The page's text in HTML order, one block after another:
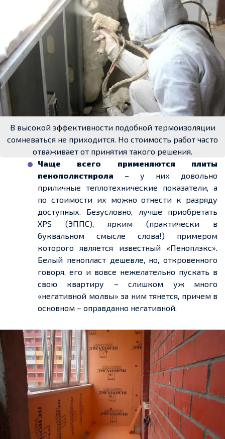
В высокой эффективности подобной термоизоляции
сомневаться не приходится. Но стоимость работ часто
отваживает от принятия такого решения.
Чаще всего применяются плиты
пенополистирола – у них довольно
приличные теплотехнические показатели, а
по стоимости их можно отнести к разряду
доступных. Безусловно, лучше приобретать
XPS (ЭППС), ярким (практически в
буквальном смысле слова!) примером
которого является известный «Пеноплэкс».
Белый пенопласт дешевле, но, откровенного
говоря, его и вовсе нежелательно пускать в
свою квартиру – слишком уж много
«негативной молвы» за ним тянется, причем в
основном – оправданно негативной.